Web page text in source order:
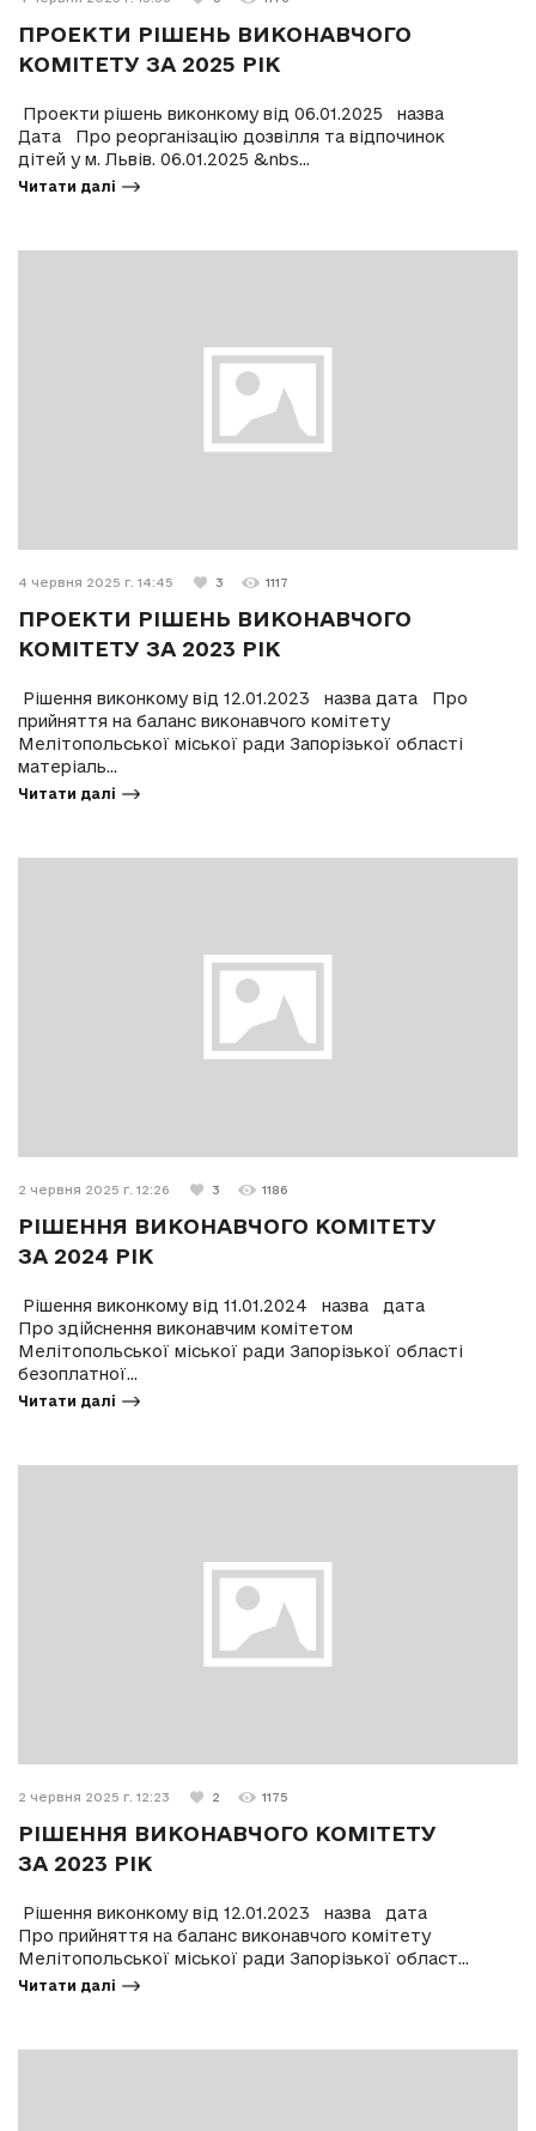
ПРОЕКТИ РІШЕНЬ ВИКОНАВЧОГО
КОМІТЕТУ ЗА 2025 РІК
Проекти рішень виконкому від 06.01.2025 назва
Дата Про реорганізацію дозвілля та відпочинок
дітей у м. Львів. 06.01.2025 &nbs...
Читати далі
4 червня 2025 г. 14:45 3 1117
ПРОЕКТИ РІШЕНЬ ВИКОНАВЧОГО
КОМІТЕТУ ЗА 2023 РІК
Рішення виконкому від 12.01.2023 назва дата Про
прийняття на баланс виконавчого комітету
Мелітопольської міської ради Запорізької області
матеріаль...
Читати далі
2 червня 2025 г. 12:26 3 1186
РІШЕННЯ ВИКОНАВЧОГО КОМІТЕТУ
ЗА 2024 РІК
Рішення виконкому від 11.01.2024 назва дата
Про здійснення виконавчим комітетом
Мелітопольської міської ради Запорізької області
безоплатної...
Читати далі
2 червня 2025 г. 12:23 2 1175
РІШЕННЯ ВИКОНАВЧОГО КОМІТЕТУ
ЗА 2023 РІК
Рішення виконкому від 12.01.2023 назва дата
Про прийняття на баланс виконавчого комітету
Мелітопольської міської ради Запорізької област...
Читати далі